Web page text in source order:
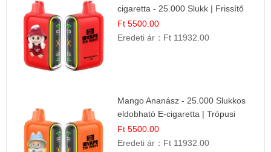
cigaretta - 25.000 Slukk | Frissítő
Nyári Íz
Ft 5500.00
Eredeti ár： Ft 11932.00
Mango Ananász - 25.000 Slukkos
eldobható E-cigaretta | Trópusi
Ízélmény
Ft 5500.00
Eredeti ár： Ft 11932.00